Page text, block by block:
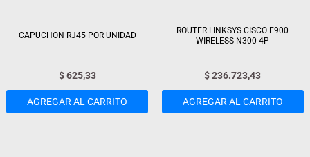
CAPUCHON RJ45 POR UNIDAD
$625,33
AGREGAR AL CARRITO
ROUTER LINKSYS CISCO E900
WIRELESS N300 4P
$236.723,43
AGREGAR AL CARRITO